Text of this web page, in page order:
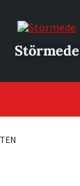
Störmede